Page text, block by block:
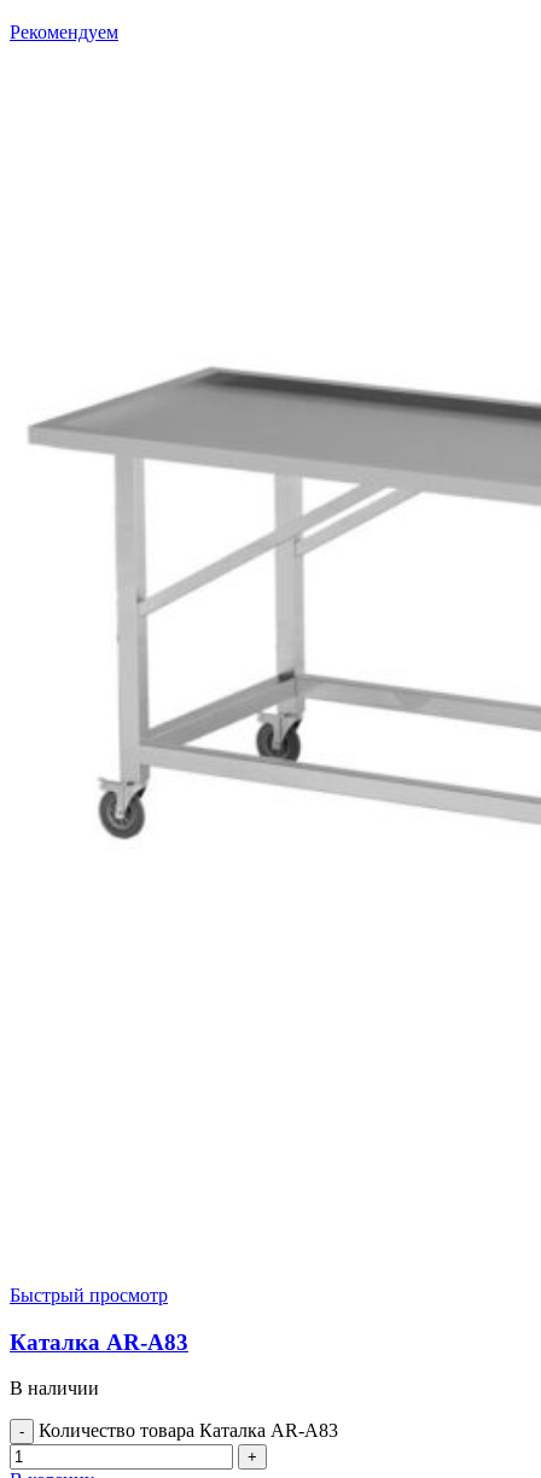
Рекомендуем
Быстрый просмотр
Каталка AR-A83
В наличии
Количество товара Каталка AR-A83